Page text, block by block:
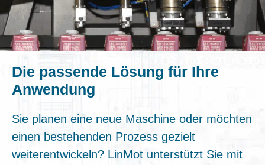
Die passende Lösung für Ihre
Anwendung
Sie planen eine neue Maschine oder möchten
einen bestehenden Prozess gezielt
weiterentwickeln? LinMot unterstützt Sie mit